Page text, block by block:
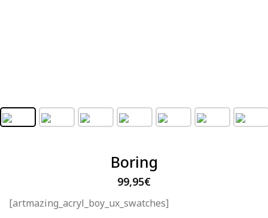
Boring
99,95€
[artmazing_acryl_boy_ux_swatches]